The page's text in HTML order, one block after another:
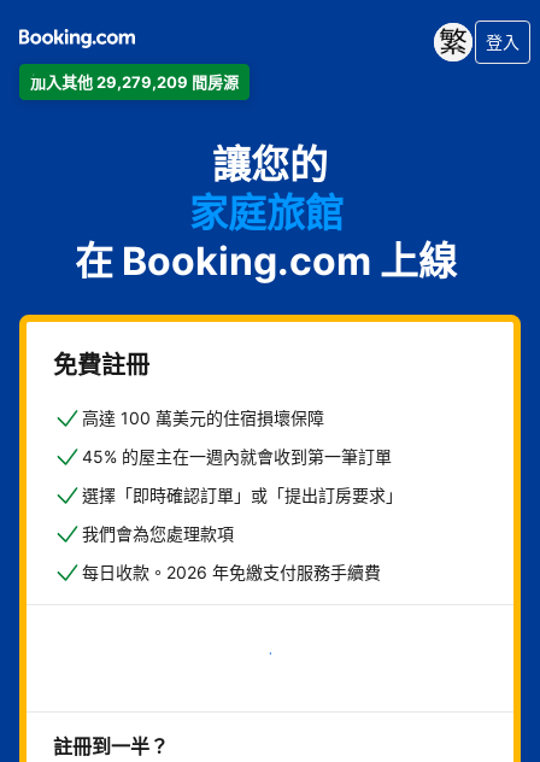
加入其他 29,279,209 間房源
登入
讓您的
公寓
飯店
度假住所
家庭旅館
B&B
在 Booking.com 上線
免費註冊
高達 100 萬美元的住宿損壞保障
45% 的屋主在一週內就會收到第一筆訂單
選擇「即時確認訂單」或「提出訂房要求」
我們會為您處理款項
每日收款。2026 年免繳支付服務手續費
現在就開始
註冊到一半？